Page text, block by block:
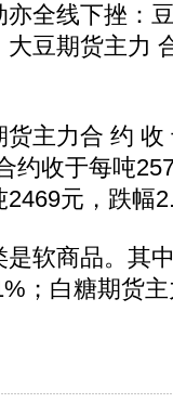
全线下挫：
豆期货主力
主力合 约 收
约收于每吨
元，跌幅
软商品。其
；白糖期货